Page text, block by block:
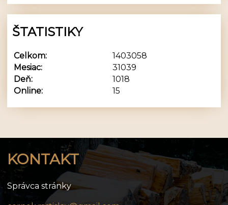
ŠTATISTIKY
Online: 15
Celkom:
1403058
Mesiac:
31039
Deň:
1018
KONTAKT
Správca stránky